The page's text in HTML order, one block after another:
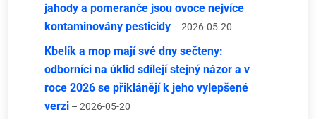
jahody a pomeranče jsou ovoce nejvíce
kontaminovány pesticidy – 2026-05-20
Kbelík a mop mají své dny sečteny:
odborníci na úklid sdílejí stejný názor a v
roce 2026 se přiklánějí k jeho vylepšené
verzi – 2026-05-20